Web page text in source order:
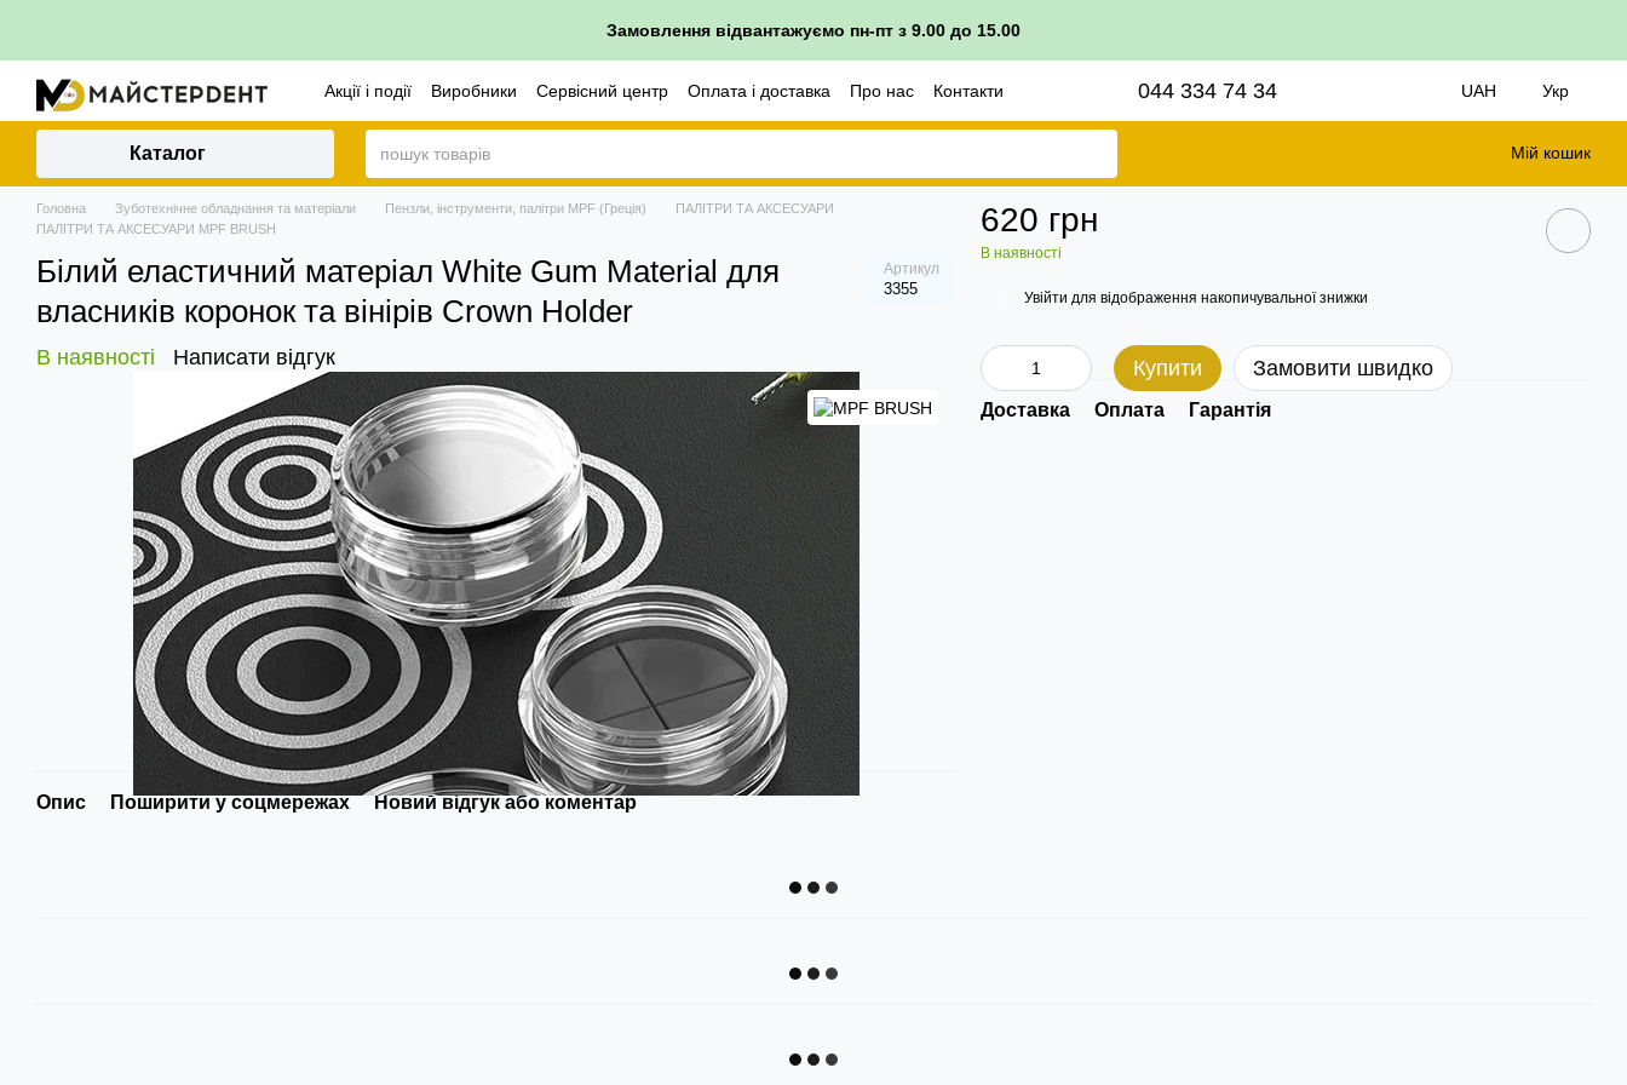
Замовлення відвантажуємо пн-пт з 9.00 до 15.00
Акції і події Виробники Сервісний центр Оплата і доставка Про нас
Контакти
044 334 74 34 UAH Укр
Каталог Мій кошик
Головна Зуботехнічне обладнання та матеріали Пензли, інструменти, палітри MPF (Греція)
ПАЛІТРИ ТА АКСЕСУАРИ
ПАЛІТРИ ТА АКСЕСУАРИ MPF BRUSH
Білий еластичний матеріал White Gum Material для
власників коронок та вінірів Crown Holder
Артикул
3355
В наявності Написати відгук
Опис Поширити у соцмережах Новий відгук або коментар
620 грн
В наявності
Увійти для відображення накопичувальної знижки
Купити Замовити швидко
Доставка Оплата Гарантія